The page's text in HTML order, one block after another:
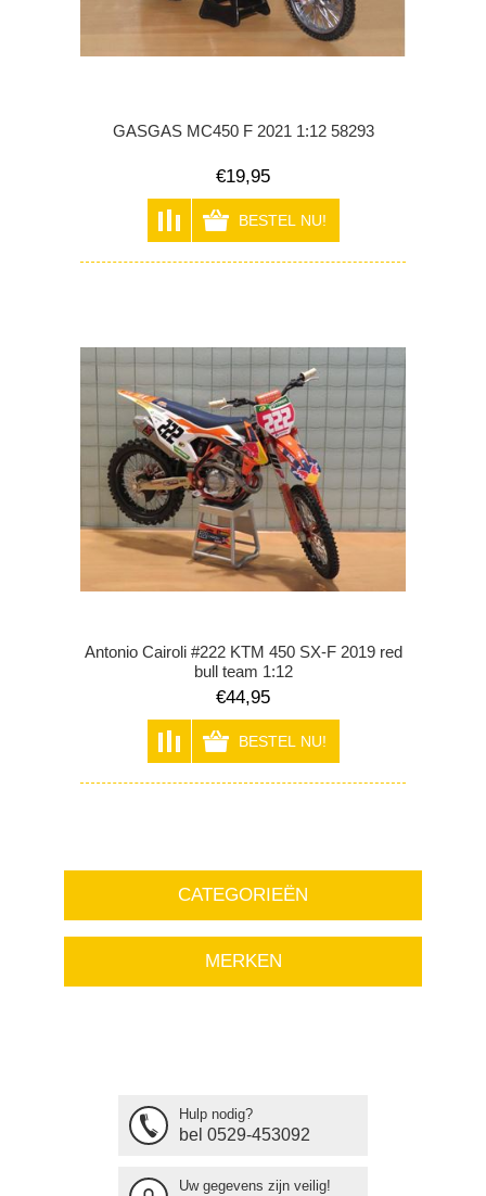
GASGAS MC450 F 2021 1:12 58293
€19,95
Antonio Cairoli #222 KTM 450 SX-F 2019 red
bull team 1:12
€44,95
CATEGORIEËN
MERKEN
Hulp nodig?
bel 0529-453092
Uw gegevens zijn veilig!